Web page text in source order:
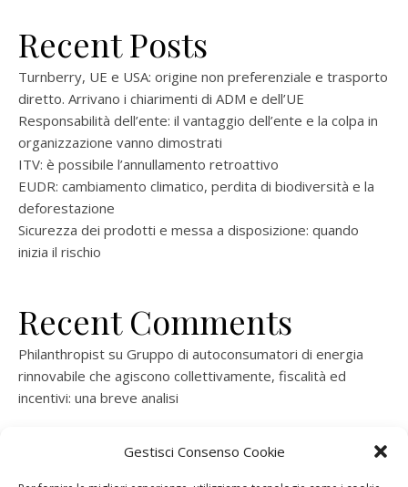
Gestisci Consenso Cookie
Recent Posts
Turnberry, UE e USA: origine non preferenziale e trasporto
diretto. Arrivano i chiarimenti di ADM e dell’UE
Responsabilità dell’ente: il vantaggio dell’ente e la colpa in
organizzazione vanno dimostrati
ITV: è possibile l’annullamento retroattivo
EUDR: cambiamento climatico, perdita di biodiversità e la
deforestazione
Sicurezza dei prodotti e messa a disposizione: quando
inizia il rischio
Recent Comments
Philanthropist su Gruppo di autoconsumatori di energia
rinnovabile che agiscono collettivamente, fiscalità ed
incentivi: una breve analisi
rinnovabile che agiscono collettivamente, fiscalità ed